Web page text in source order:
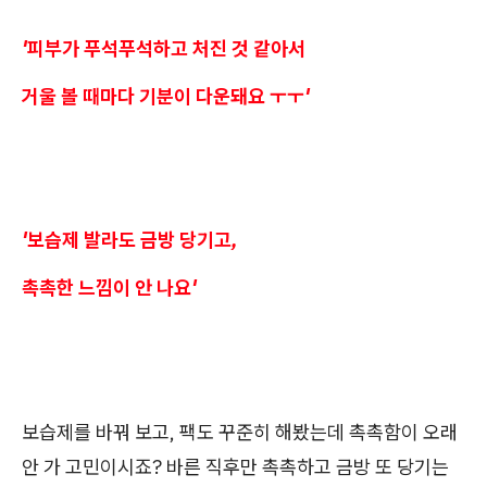
'피부가 푸석푸석하고 처진 것 같아서
거울 볼 때마다 기분이 다운돼요 ㅜㅜ'
'보습제 발라도 금방 당기고,
촉촉한 느낌이 안 나요'
보습제를 바꿔 보고, 팩도 꾸준히 해봤는데 촉촉함이 오래
안 가 고민이시죠? 바른 직후만 촉촉하고 금방 또 당기는